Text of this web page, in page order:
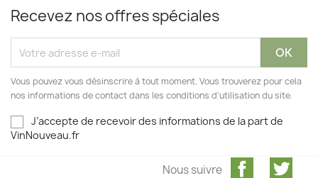
Recevez nos offres spéciales
Vous pouvez vous désinscrire à tout moment. Vous trouverez pour cela
nos informations de contact dans les conditions d'utilisation du site.
J’accepte de recevoir des informations de la part de
VinNouveau.fr
Facebook
Nous suivre